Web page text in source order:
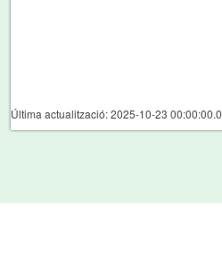
Última actualització: 2025-10-23 00:00:00.0